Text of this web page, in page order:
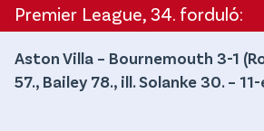
Premier League, 34. forduló:
Aston Villa – Bournemouth 3-1
57., Bailey 78., ill. Solanke 30. –